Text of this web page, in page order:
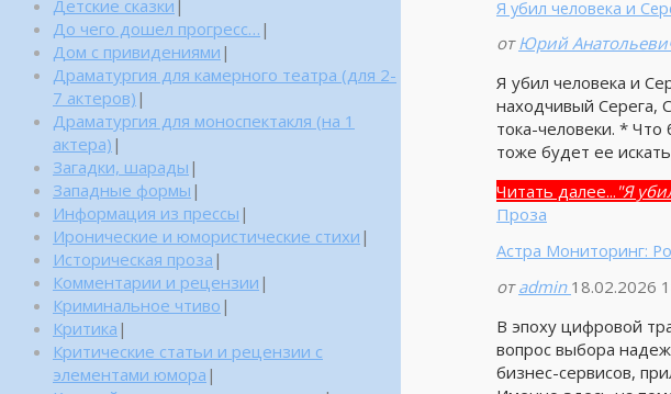
Я убил человека и
от Юрий
Я убил человека и
находчивый Серега,
тока-человеки. *
тоже будет ее
Читать далее... "Я
Проза
Астра Мониторинг:
от admin 18.02.2026
В эпоху цифровой
вопрос выбора
бизнес-сервисов,
Детские сказки |
До чего дошел прогресс… |
Дом с привидениями |
Драматургия для камерного театра (для 2-
7 актеров) |
Драматургия для моноспектакля (на 1
актера) |
Загадки, шарады |
Западные формы |
Информация из прессы |
Иронические и юмористические стихи |
Историческая проза |
Комментарии и рецензии |
Криминальное чтиво |
Критика |
Критические статьи и рецензии с
элементами юмора |